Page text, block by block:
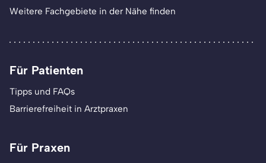
Weitere Fachgebiete in der Nähe finden
Für Patienten
Tipps und FAQs
Barrierefreiheit in Arztpraxen
Für Praxen